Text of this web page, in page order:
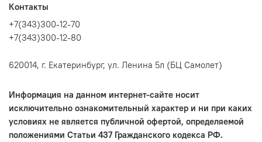
Контакты
+7(343)300-12-70
+7(343)300-12-80
620014, г. Екатеринбург, ул. Ленина 5л (БЦ Самолет)
Информация на данном интернет-сайте носит
исключительно ознакомительный характер и ни при каких
условиях не является публичной офертой, определяемой
положениями Статьи 437 Гражданского кодекса РФ.